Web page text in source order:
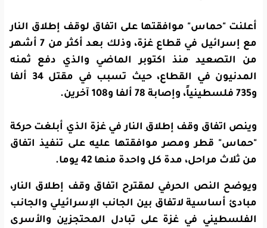
أعلنت "حماس" موافقتها على اتفاق لوقف إطلاق النار
مع إسرائيل في قطاع غزة، وذلك بعد أكثر من 7 أشهر
من التصعيد منذ اكتوبر الماضي والذي دفع ثمنه
المدنيون في القطاع، حيث تسبب في مقتل 34 ألفا
و735 فلسطينياً، وإصابة 78 ألفا و108 آخرين.
وينص اتفاق وقف إطلاق النار في غزة الذي أبلغت حركة
"حماس" قطر ومصر موافقتها عليه على تنفيذ اتفاق
من ثلاث مراحل، مدة كل واحدة منها 42 يوما.
ويوضح النص الحرفي لمقترح اتفاق وقف إطلاق النار،
مبادئ أساسية لاتفاق بين الجانب الإسرائيلي والجانب
الفلسطيني في غزة على تبادل المحتجزين والأسرى